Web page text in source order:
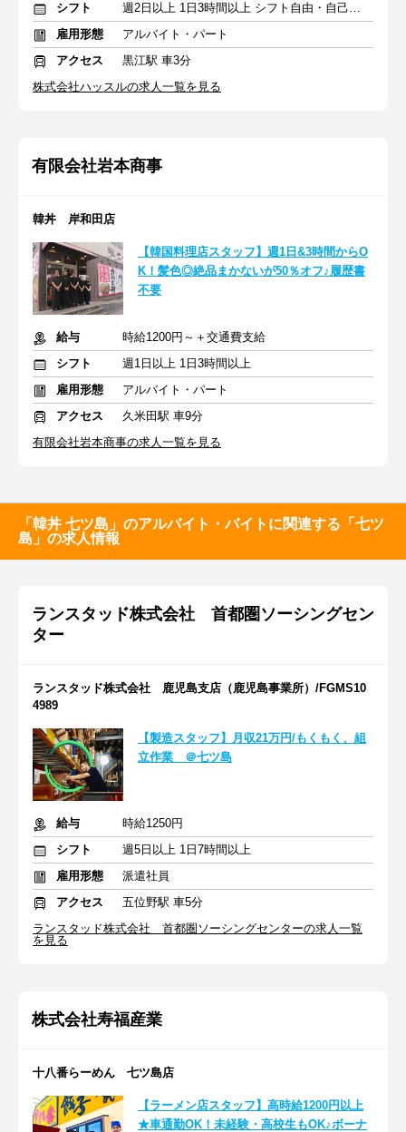
シフト
週2日以上 1日3時間以上 シフト自由・自己申告
雇用形態
アルバイト・パート
アクセス
黒江駅 車3分
株式会社ハッスルの求人一覧を見る
有限会社岩本商事
韓丼 岸和田店
【韓国料理店スタッフ】週1日&3時間からO
K！髪色◎絶品まかないが50％オフ♪履歴書
不要
給与
時給1200円～＋交通費支給
シフト
週1日以上 1日3時間以上
雇用形態
アルバイト・パート
アクセス
久米田駅 車9分
有限会社岩本商事の求人一覧を見る
「韓丼 七ツ島」のアルバイト・バイトに関連する「七ツ
島」の求人情報
ランスタッド株式会社 首都圏ソーシングセン
ター
ランスタッド株式会社 鹿児島支店（鹿児島事業所）/FGMS10
4989
【製造スタッフ】月収21万円/もくもく、組
立作業 ＠七ツ島
給与
時給1250円
シフト
週5日以上 1日7時間以上
雇用形態
派遣社員
アクセス
五位野駅 車5分
ランスタッド株式会社 首都圏ソーシングセンターの求人一覧
を見る
株式会社寿福産業
十八番らーめん 七ツ島店
【ラーメン店スタッフ】高時給1200円以上
★車通勤OK！未経験・高校生もOK♪ボーナ